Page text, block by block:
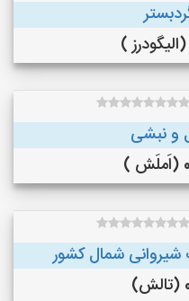
و نبشی
شمال کشور